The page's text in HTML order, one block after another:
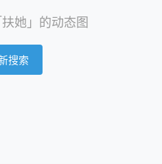
她」的动态图
搜索